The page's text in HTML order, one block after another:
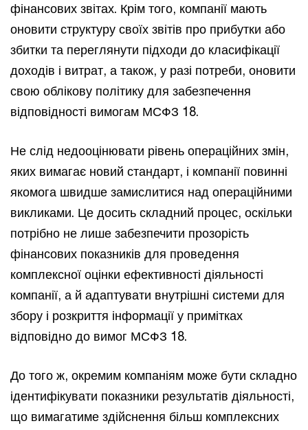
фінансових звітах. Крім того, компанії мають
оновити структуру своїх звітів про прибутки або
збитки та переглянути підходи до класифікації
доходів і витрат, а також, у разі потреби, оновити
свою облікову політику для забезпечення
відповідності вимогам МСФЗ 18.
Не слід недооцінювати рівень операційних змін,
яких вимагає новий стандарт, і компанії повинні
якомога швидше замислитися над операційними
викликами. Це досить складний процес, оскільки
потрібно не лише забезпечити прозорість
фінансових показників для проведення
комплексної оцінки ефективності діяльності
компанії, а й адаптувати внутрішні системи для
збору і розкриття інформації у примітках
відповідно до вимог МСФЗ 18.
До того ж, окремим компаніям може бути складно
ідентифікувати показники результатів діяльності,
що вимагатиме здійснення більш комплексних